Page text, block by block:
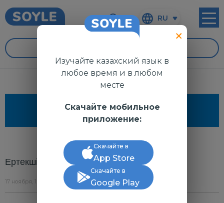
RU
ЧИТАЕМ
Ертекші Мамақтың «Қара бақсы» хикаясы
17 ноября, 1:22
Изучайте казахский язык в
любое время и в любом
месте
Скачайте мобильное
приложение:
Скачайте в
App Store
Скачайте в
Google Play